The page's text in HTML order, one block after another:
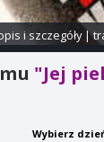
i szczegóły|
"Jej
Wybierz